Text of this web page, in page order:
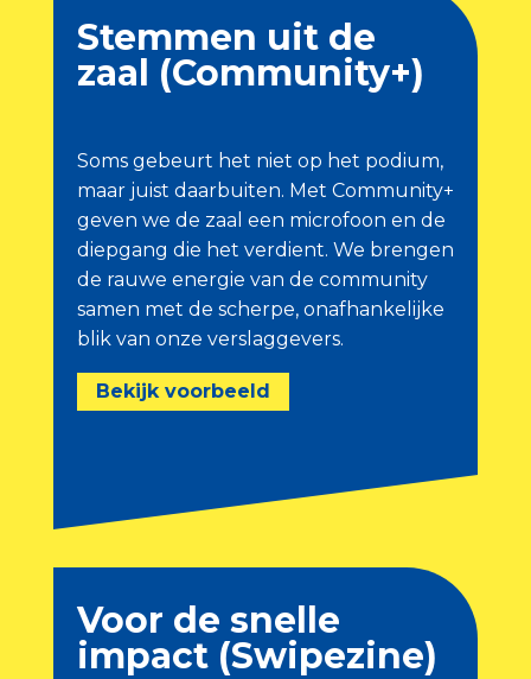
Stemmen uit de
zaal (Community+)
Soms gebeurt het niet op het podium,
maar juist daarbuiten. Met Community+
geven we de zaal een microfoon en de
diepgang die het verdient. We brengen
de rauwe energie van de community
samen met de scherpe, onafhankelijke
blik van onze verslaggevers.
Bekijk voorbeeld
Voor de snelle
impact (Swipezine)